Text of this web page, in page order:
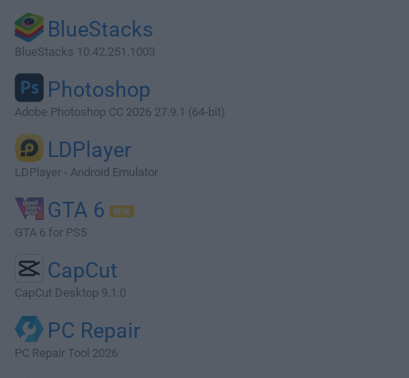
BlueStacks
BlueStacks 10.42.251.1003
Photoshop
Adobe Photoshop CC 2026 27.9.1 (64-bit)
LDPlayer
LDPlayer - Android Emulator
GTA 6
GTA 6 for PS5
CapCut
CapCut Desktop 9.1.0
PC Repair
PC Repair Tool 2026